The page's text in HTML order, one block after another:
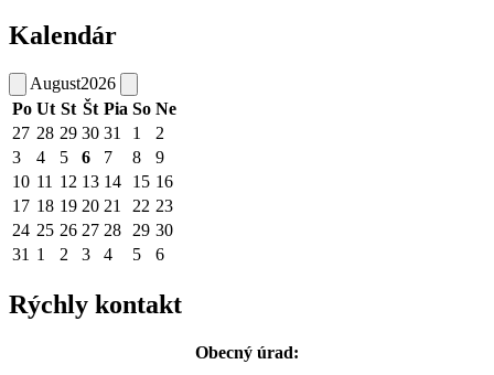
Kalendár
August2026
Po Ut St Št Pia So Ne
27 28 29 30 31 1
2
3
4 5 6 7 8
9
10 11 12 13 14 15 16
17 18 19 20 21 22 23
24 25 26 27 28 29 30
31 1 2 3 4 5 6
Rýchly kontakt
Obecný úrad: